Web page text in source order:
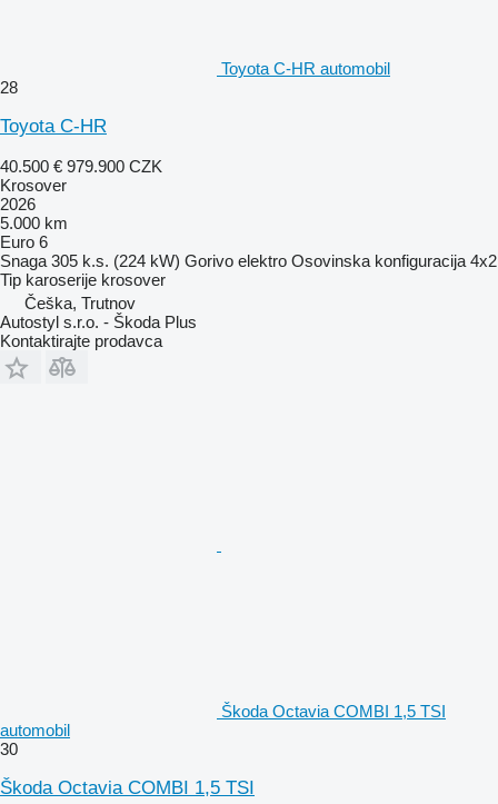
Toyota C-HR automobil
28
Toyota C-HR
40.500 € 979.900 CZK
Krosover
2026
5.000 km
Euro 6
Snaga 305 k.s. (224 kW) Gorivo elektro Osovinska konfiguracija 4x2
Tip karoserije krosover
Češka, Trutnov
Autostyl s.r.o. - Škoda Plus
Kontaktirajte prodavca
Škoda Octavia COMBI 1,5 TSI
automobil
30
Škoda Octavia COMBI 1,5 TSI